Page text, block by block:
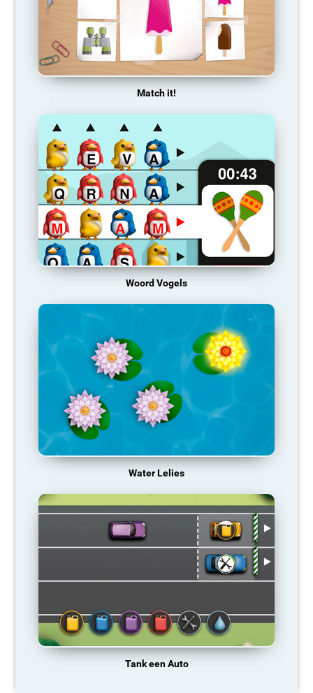
Match it!
Woord Vogels
Water Lelies
Tank een Auto